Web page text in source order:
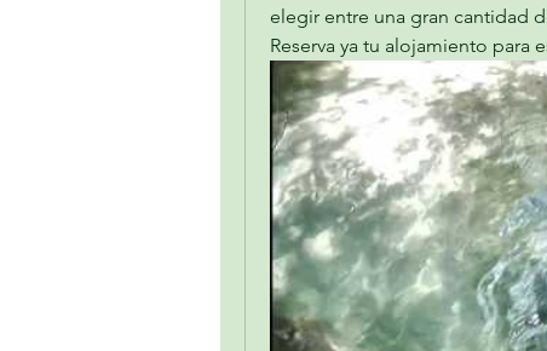
elegir entre una gran cantidad
Reserva ya tu alojamiento para